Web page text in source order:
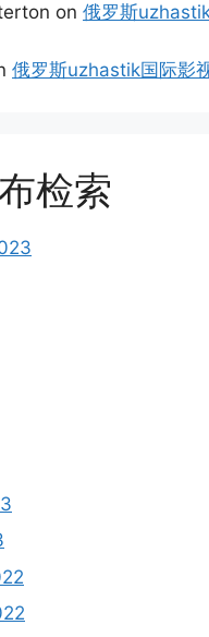
on 俄罗斯
俄罗斯uzhastik国际影
检索